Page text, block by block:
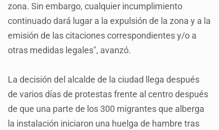
zona. Sin embargo, cualquier incumplimiento
continuado dará lugar a la expulsión de la zona y a la
emisión de las citaciones correspondientes y/o a
otras medidas legales", avanzó.
La decisión del alcalde de la ciudad llega después
de varios días de protestas frente al centro después
de que una parte de los 300 migrantes que alberga
la instalación iniciaron una huelga de hambre tras